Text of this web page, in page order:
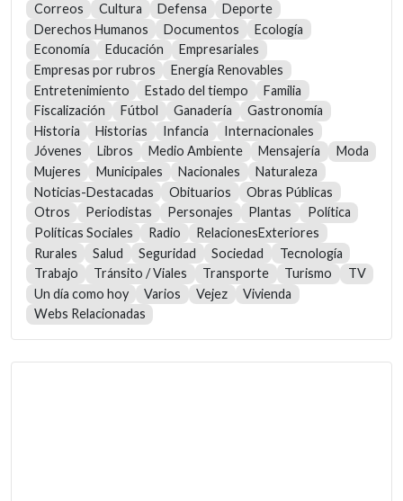
Correos
Cultura Defensa
Deporte
Derechos Humanos
Documentos
Ecología
Economía
Educación
Empresariales
Empresas por rubros
Energía Renovables
Entretenimiento
Estado del tiempo
Familia
Fiscalización
Fútbol Ganadería
Gastronomía
Historia
Historias Infancia
Internacionales
Jóvenes
Libros Medio Ambiente Mensajería
Moda
Mujeres
Municipales Nacionales
Naturaleza
Noticias-Destacadas
Obituarios
Obras Públicas
Otros
Periodistas Personajes Plantas
Política
Políticas Sociales
Radio
RelacionesExteriores
Rurales
Salud Seguridad Sociedad
Tecnología
Trabajo
Tránsito / Viales Transporte Turismo
TV
Un día como hoy
Varios Vejez
Vivienda
Webs Relacionadas